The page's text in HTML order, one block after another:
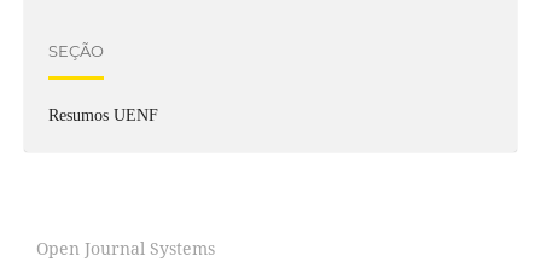
SEÇÃO
Resumos UENF
Open Journal Systems